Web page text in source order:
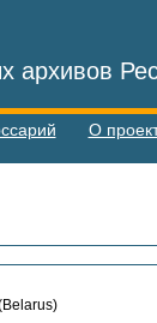
архивов
О